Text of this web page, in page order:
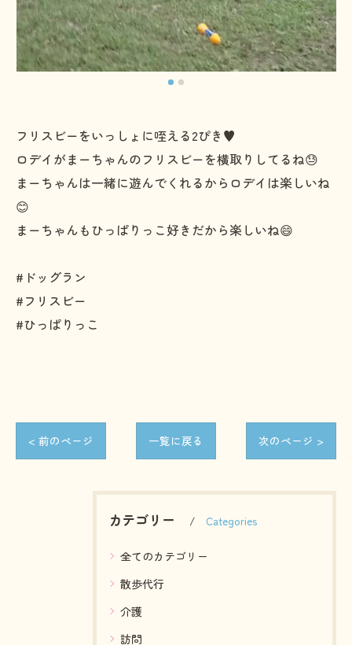
フリスビーをいっしょに咥える2ぴき♥️
ロデイがまーちゃんのフリスビーを横取りしてるね😓
まーちゃんは一緒に遊んでくれるからロデイは楽しいね
😊
まーちゃんもひっぱりっこ好きだから楽しいね😄
#ドッグラン
#フリスビー
#ひっぱりっこ
< 前のページ 一覧に戻る 次のページ >
カテゴリー Categories
全てのカテゴリー
散歩代行
介護
訪問